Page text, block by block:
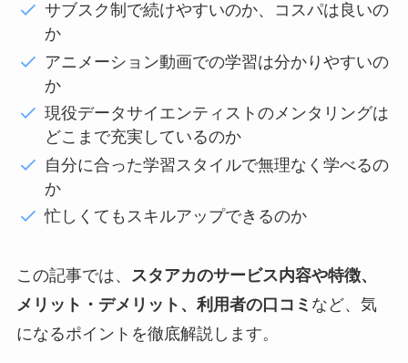
サブスク制で続けやすいのか、コスパは良いの
か
アニメーション動画での学習は分かりやすいの
か
現役データサイエンティストのメンタリングは
どこまで充実しているのか
自分に合った学習スタイルで無理なく学べるの
か
忙しくてもスキルアップできるのか
この記事では、
スタアカのサービス内容や特徴、
メリット・デメリット、利用者の口コミ など、気
になるポイントを徹底解説します。